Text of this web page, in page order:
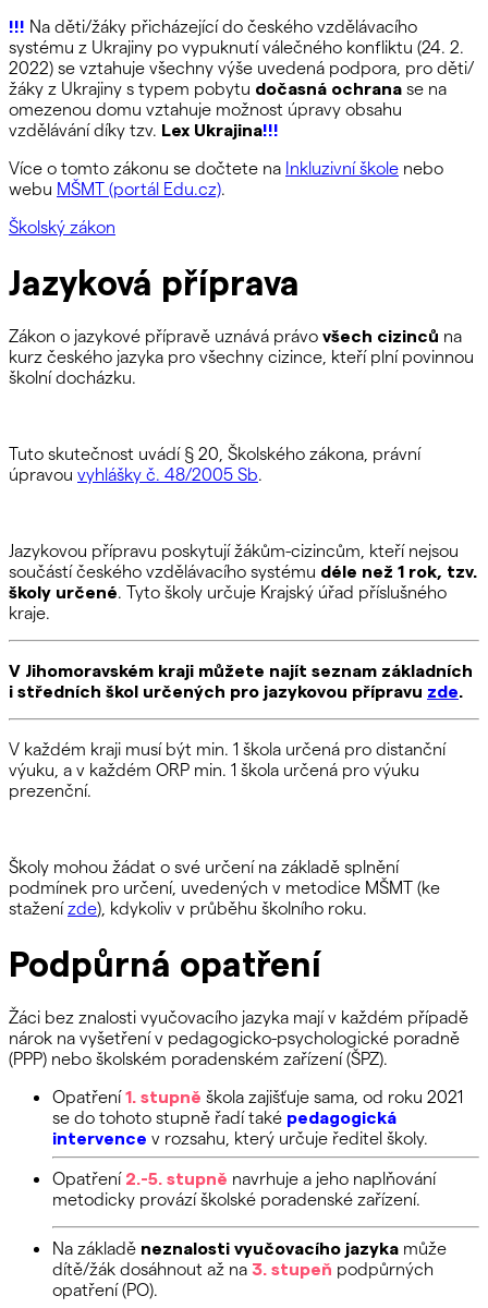
!!! Na děti/žáky přicházející do českého vzdělávacího
systému z Ukrajiny po vypuknutí válečného konfliktu (24. 2.
2022) se vztahuje všechny výše uvedená podpora, pro děti/
žáky z Ukrajiny s typem pobytu dočasná ochrana se na
omezenou domu vztahuje možnost úpravy obsahu
vzdělávání díky tzv. Lex Ukrajina!!!
Více o tomto zákonu se dočtete na Inkluzivní škole nebo
webu MŠMT (portál Edu.cz).
Školský zákon
Jazyková příprava
Zákon o jazykové přípravě uznává právo všech cizinců na
kurz českého jazyka pro všechny cizince, kteří plní povinnou
školní docházku.
Tuto skutečnost uvádí § 20, Školského zákona, právní
úpravou vyhlášky č. 48/2005 Sb.
Jazykovou přípravu poskytují žákům-cizincům, kteří nejsou
součástí českého vzdělávacího systému déle než 1 rok, tzv.
školy určené. Tyto školy určuje Krajský úřad příslušného
kraje.
V Jihomoravském kraji můžete najít seznam základních
i středních škol určených pro jazykovou přípravu zde.
V každém kraji musí být min. 1 škola určená pro distanční
výuku, a v každém ORP min. 1 škola určená pro výuku
prezenční.
Školy mohou žádat o své určení na základě splnění
podmínek pro určení, uvedených v metodice MŠMT (ke
staženízde), kdykoliv v průběhu školního roku.
Podpůrná opatření
Žáci bez znalosti vyučovacího jazyka mají v každém případě
nárok na vyšetření v pedagogicko-psychologické poradně
(PPP) nebo školském poradenském zařízení (ŠPZ).
Opatření1. stupně škola zajišťuje sama, od roku 2021
se do tohoto stupně řadí také pedagogická
intervence v rozsahu, který určuje ředitel školy.
Opatření2.-5. stupně navrhuje a jeho naplňování
metodicky provází školské poradenské zařízení.
Na základě neznalosti vyučovacího jazyka může
dítě/žák dosáhnout až na 3. stupeň podpůrných
opatření (PO).